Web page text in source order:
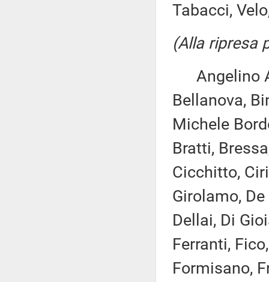
Tabacci,
(Alla ripresa
Angelino
Bellanova,
Michele
Bratti,
Cicchitto,
Girolamo,
Dellai, Di
Ferranti,
Formisano,